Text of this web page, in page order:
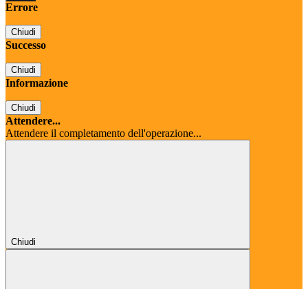
Errore
Chiudi
Successo
Chiudi
Informazione
Chiudi
Attendere...
Attendere il completamento dell'operazione...
Chiudi